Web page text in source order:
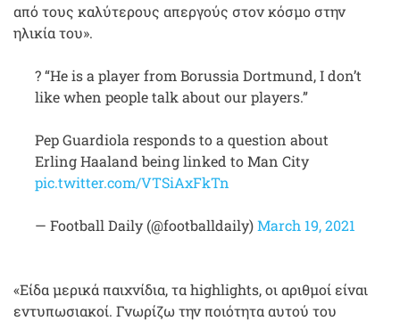
από τους καλύτερους απεργούς στον κόσμο στην
ηλικία του».
? “He is a player from Borussia Dortmund, I don’t
like when people talk about our players.”
Pep Guardiola responds to a question about
Erling Haaland being linked to Man City
pic.twitter.com/VTSiAxFkTn
— Football Daily (@footballdaily)March 19, 2021
«Είδα μερικά παιχνίδια, τα highlights, οι αριθμοί είναι
εντυπωσιακοί. Γνωρίζω την ποιότητα αυτού του